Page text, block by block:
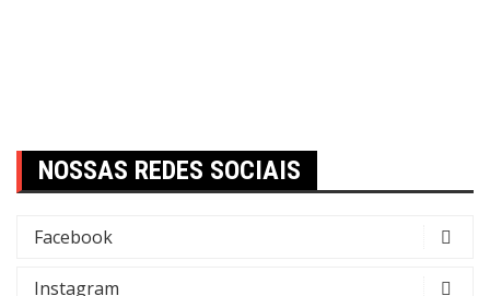
NOSSAS REDES SOCIAIS
Facebook
Instagram